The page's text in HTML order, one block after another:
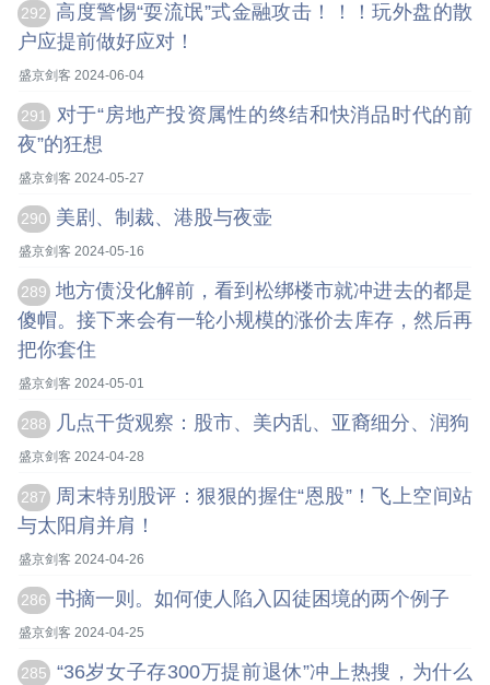
292
高度警惕“耍流氓”式金融攻击！！！玩外盘的散
户应提前做好应对！
盛京剑客 2024-06-04
291
对于“房地产投资属性的终结和快消品时代的前
夜”的狂想
盛京剑客 2024-05-27
290 美剧、制裁、港股与夜壶
盛京剑客 2024-05-16
289 地方债没化解前，看到松绑楼市就冲进去的都是
傻帽。接下来会有一轮小规模的涨价去库存，然后再
把你套住
盛京剑客 2024-05-01
288 几点干货观察：股市、美内乱、亚裔细分、润狗
盛京剑客 2024-04-28
287
周末特别股评：狠狠的握住“恩股”！飞上空间站
与太阳肩并肩！
盛京剑客 2024-04-26
286 书摘一则。如何使人陷入囚徒困境的两个例子
盛京剑客 2024-04-25
285
“36岁女子存300万提前退休”冲上热搜，为什么